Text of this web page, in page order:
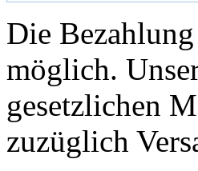
Die
möglich.
gesetzlichen
zuzüglich